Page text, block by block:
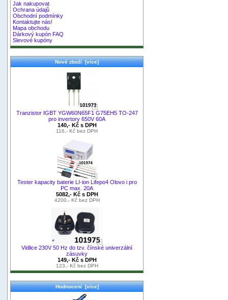
Jak nakupovat
Ochrana údajů
Obchodní podmínky
Kontaktujte nás!
Mapa obchodu
Dárkový kupón FAQ
Slevové kupóny
Nové zboží [více]
Tranzistor IGBT YGW60N65F1 G75EH5 TO-247
pro invertory 650V 60A
140,- Kč s DPH
116,- Kč bez DPH
Tester kapacity baterie LI-ion Lifepo4 Olovo i pro
PC max. 20A
5082,- Kč s DPH
4200,- Kč bez DPH
Vidlice 230V 50 Hz do tzv. čínské univerzální
zásuvky
149,- Kč s DPH
123,- Kč bez DPH
Hodnocení [více]